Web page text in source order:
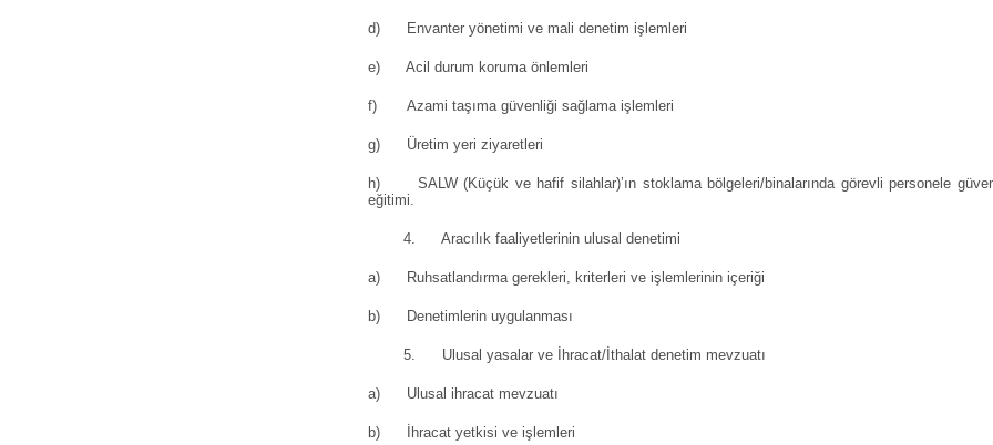
d) Envanter yönetimi ve mali denetim işlemleri
e) Acil durum koruma önlemleri
f) Azami taşıma güvenliği sağlama işlemleri
g) Üretim yeri ziyaretleri
h) SALW (Küçük ve hafif silahlar)’ın stoklama bölgeleri/binalarında görevli personele
eğitimi.
4. Aracılık faaliyetlerinin ulusal denetimi
a) Ruhsatlandırma gerekleri, kriterleri ve işlemlerinin içeriği
b) Denetimlerin uygulanması
5. Ulusal yasalar ve İhracat/İthalat denetim mevzuatı
a) Ulusal ihracat mevzuatı
b) İhracat yetkisi ve işlemleri